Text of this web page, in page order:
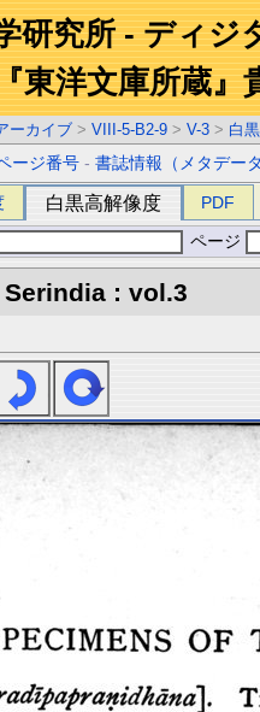
研究所 - ディジ
東洋文庫所蔵』
ーカイブ > VIII-5-B2-9 > V-3 > 白
ージ番号 -書誌情報（メタデー
白黒高解像度 PDF
ページ
Serindia : vol.3